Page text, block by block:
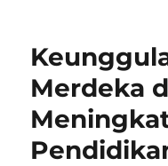
Pendidikan
Bertaraf
Internasional
Merdeka